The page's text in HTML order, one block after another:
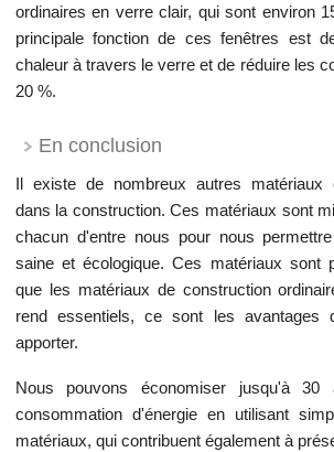
ordinaires en verre clair, qui sont environ
principale fonction de ces fenêtres est
chaleur à travers le verre et de réduire les
20 %.
En conclusion
Il existe de nombreux autres matériaux
dans la construction. Ces matériaux sont
chacun d'entre nous pour nous
saine et écologique. Ces matériaux sont
que les matériaux de construction
rend essentiels, ce sont les avantages
apporter.
Nous pouvons économiser jusqu'à
consommation d'énergie en utilisant
matériaux, qui contribuent également à